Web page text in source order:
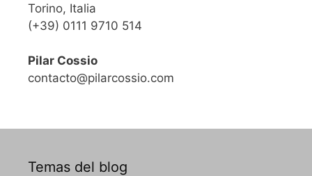
Torino, Italia
(+39) 0111 9710 514
Pilar Cossio
contacto@pilarcossio.com
Temas del blog